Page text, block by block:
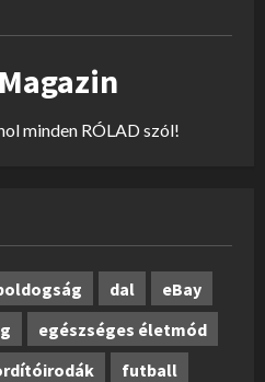
minden RÓLAD szól!
dal
eBay
egészséges életmód
futball